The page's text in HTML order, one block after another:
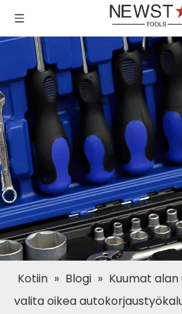
Kotiin » Blogi » Kuumat alan
valita oikea